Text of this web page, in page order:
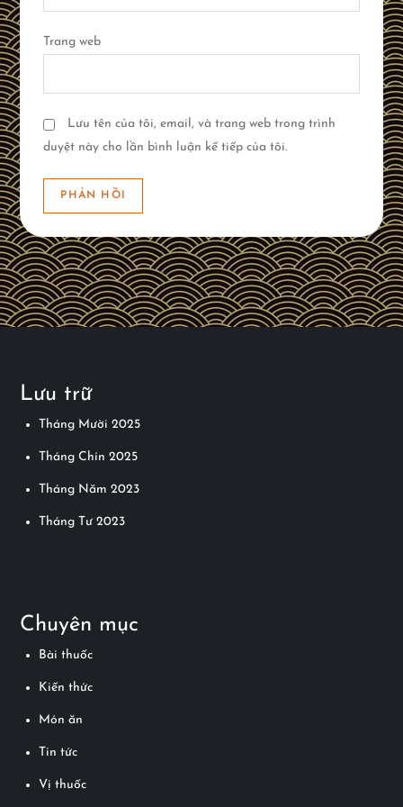
Trang web
Lưu tên của tôi, email, và trang web trong trình
duyệt này cho lần bình luận kế tiếp của tôi.
Lưu trữ
Tháng Mười 2025
Tháng Chín 2025
Tháng Năm 2023
Tháng Tư 2023
Chuyên mục
Bài thuốc
Kiến thức
Món ăn
Tin tức
Vị thuốc